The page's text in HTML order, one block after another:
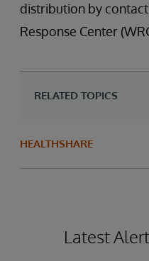
distribution by
Response Center
RELATED TOPICS
HEALTHSHARE
Latest